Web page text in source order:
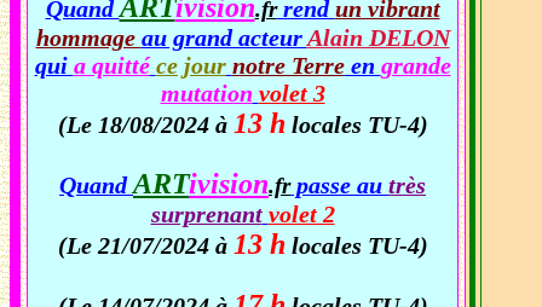
QuandARTivision.frrendun vibrant
hommage au grand acteurAlain DELON
qui a quitté ce jour notre Terreen grande
mutation volet 3
(Le 18/08/2024 à 13 h locales TU-4)
QuandARTivision.frpasse au très
surprenant volet 2
(Le 21/07/2024 à 13 h locales TU-4)